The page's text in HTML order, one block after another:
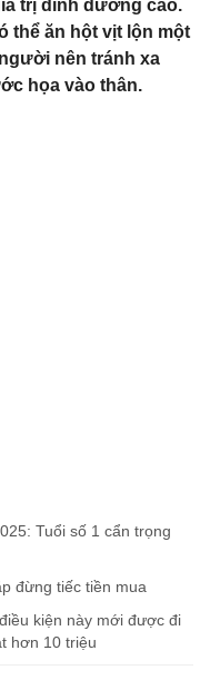
trị dinh dưỡng cao.
thể ăn hột vịt lộn một
nên tránh xa
họa vào thân.
Tuổi số 1 cẩn trọng
đừng tiếc tiền mua
kiện này mới được đi
hơn 10 triệu